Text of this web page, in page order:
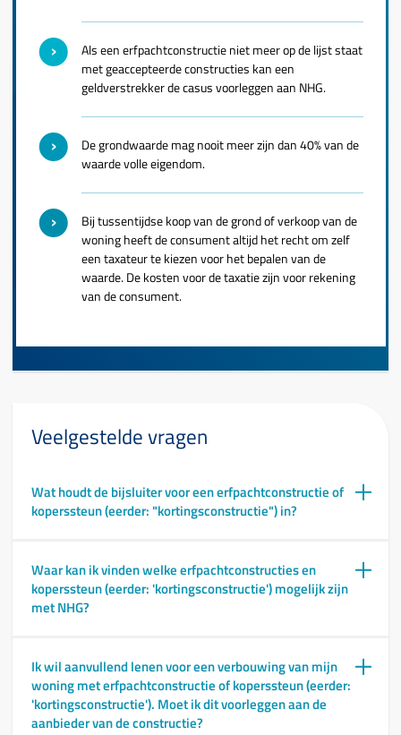
Als een erfpachtconstructie niet meer op de lijst staat
met geaccepteerde constructies kan een
geldverstrekker decasus voorleggenaan NHG.
De grondwaarde mag nooit meer zijn dan 40% van de
waarde volle eigendom.
Bij tussentijdse koop van de grond of verkoop van de
woning heeft de consument altijd het recht om zelf
een taxateur te kiezen voor het bepalen van de
waarde. De kosten voor de taxatie zijn voor rekening
van de consument.
Veelgestelde vragen
Wat houdt de bijsluiter voor een erfpachtconstructie of
koperssteun (eerder: "kortingsconstructie") in?
Waar kan ik vinden welke erfpachtconstructies en
koperssteun (eerder: 'kortingsconstructie') mogelijk zijn
met NHG?
Ik wil aanvullend lenen voor een verbouwing van mijn
woning met erfpachtconstructie of koperssteun (eerder:
'kortingsconstructie'). Moet ik dit voorleggen aan de
aanbieder van de constructie?